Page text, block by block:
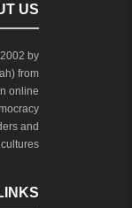
US
by
from
online
and
cultures.